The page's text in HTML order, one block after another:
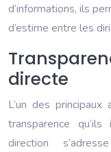
d’informations, ils
d’estime entre les
directe
L’un des
transparence
direction